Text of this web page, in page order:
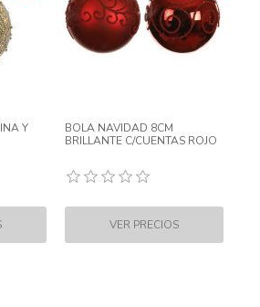
Y
BOLA NAVIDAD 8CM
BRILLANTE C/CUENTAS ROJO